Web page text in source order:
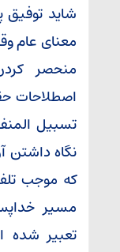
شاید
معنای عام
منحصر
اصطلاحات
تسبیل
نگاه داشتن
که موجب
مسیر
تعبیر شده